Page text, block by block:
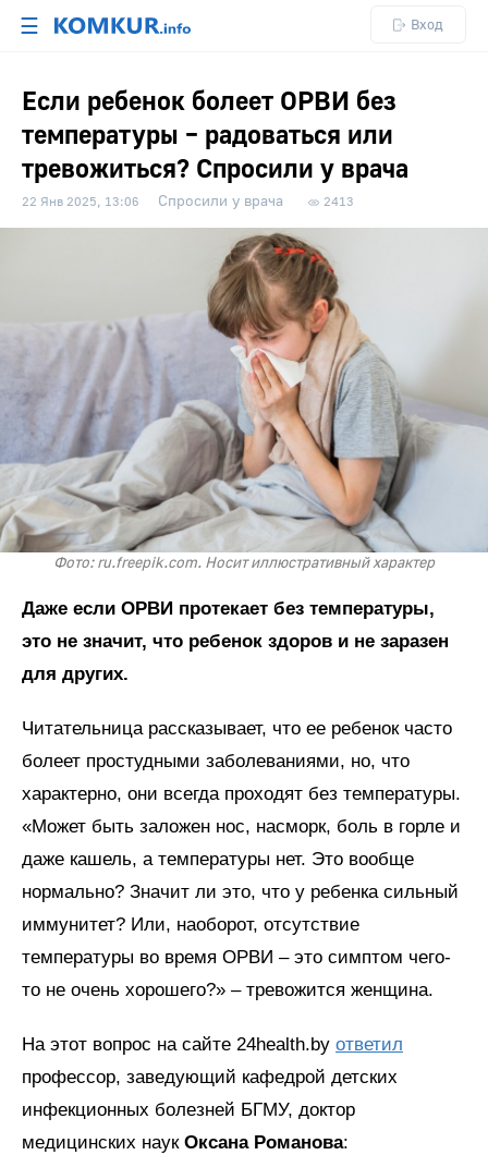
☰ Вход
Если ребенок болеет ОРВИ без
температуры – радоваться или
тревожиться? Спросили у врача
22 Янв 2025, 13:06 Спросили у врача 2413
Фото: ru.freepik.com. Носит иллюстративный характер
Даже если ОРВИ протекает без температуры,
это не значит, что ребенок здоров и не заразен
для других.
Читательница рассказывает, что ее ребенок часто
болеет простудными заболеваниями, но, что
характерно, они всегда проходят без температуры.
«Может быть заложен нос, насморк, боль в горле и
даже кашель, а температуры нет. Это вообще
нормально? Значит ли это, что у ребенка сильный
иммунитет? Или, наоборот, отсутствие
температуры во время ОРВИ – это симптом чего-
то не очень хорошего?» – тревожится женщина.
На этот вопрос на сайте 24health.by ответил
профессор, заведующий кафедрой детских
инфекционных болезней БГМУ, доктор
медицинских наук Оксана Романова: